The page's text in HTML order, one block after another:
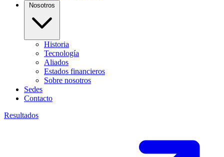
Historia
Tecnología
Aliados
Estados financieros
Sobre nosotros
Sedes
Contacto
Resultados